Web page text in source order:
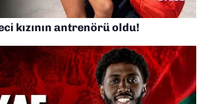
kızının antrenörü oldu!